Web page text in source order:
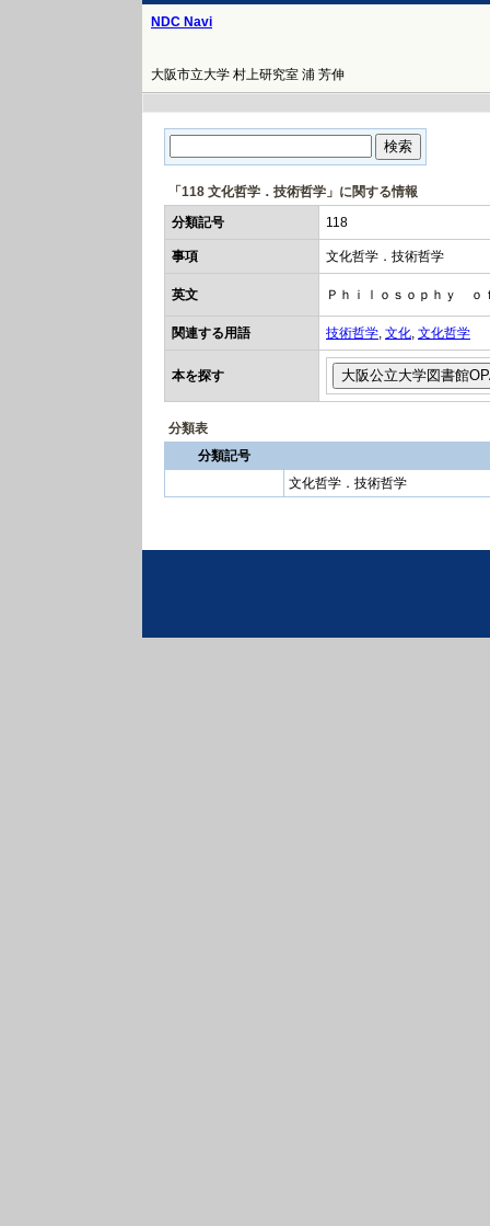
NDC Navi
大阪市立大学 村上研究室 浦 芳伸
「118 文化哲学．技術哲学」に関する情報
分類記号
118
事項 文化哲学．技術哲学
英文 Ｐｈｉｌｏｓｏｐｈｙ
関連する用語 技術哲学, 文化, 文化哲学
本を探す
分類表
分類記号
文化哲学．技術哲学